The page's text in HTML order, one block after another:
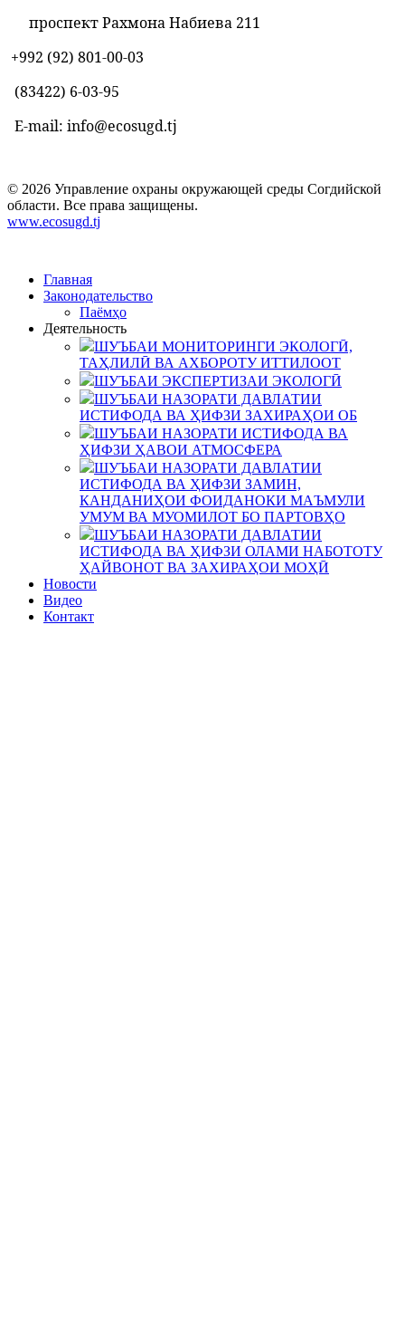
проспект Рахмона Набиева 211
+992 (92) 801-00-03
(83422) 6-03-95
E-mail: info@ecosugd.tj
© 2026 Управление охраны окружающей среды Согдийской
области. Все права защищены.
www.ecosugd.tj
Главная
Законодательство
Паёмҳо
Деятельность
ШУЪБАИ МОНИТОРИНГИ ЭКОЛОГӢ,
ТАҲЛИЛӢ ВА АХБОРОТУ ИТТИЛООТ
ШУЪБАИ ЭКСПЕРТИЗАИ ЭКОЛОГӢ
ШУЪБАИ НАЗОРАТИ ДАВЛАТИИ
ИСТИФОДА ВА ҲИФЗИ ЗАХИРАҲОИ ОБ
ШУЪБАИ НАЗОРАТИ ИСТИФОДА ВА
ҲИФЗИ ҲАВОИ АТМОСФЕРА
ШУЪБАИ НАЗОРАТИ ДАВЛАТИИ
ИСТИФОДА ВА ҲИФЗИ ЗАМИН,
КАНДАНИҲОИ ФОИДАНОКИ МАЪМУЛИ
УМУМ ВА МУОМИЛОТ БО ПАРТОВҲО
ШУЪБАИ НАЗОРАТИ ДАВЛАТИИ
ИСТИФОДА ВА ҲИФЗИ ОЛАМИ НАБОТОТУ
ҲАЙВОНОТ ВА ЗАХИРАҲОИ МОҲӢ
Новости
Видео
Контакт